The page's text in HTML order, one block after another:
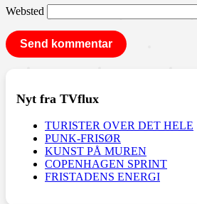
Websted
Nyt fra TVflux
TURISTER OVER DET HELE
PUNK-FRISØR
KUNST PÅ MUREN
COPENHAGEN SPRINT
FRISTADENS ENERGI